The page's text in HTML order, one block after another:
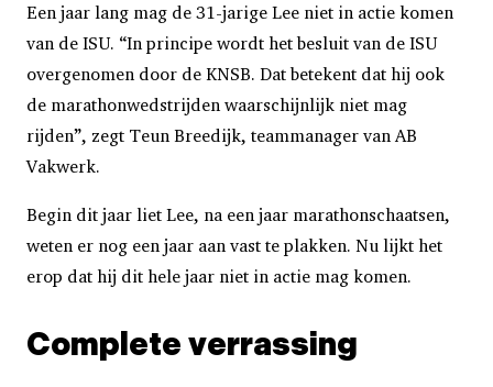
Een jaar lang mag de 31-jarige Lee niet in actie komen
van de ISU. “In principe wordt het besluit van de ISU
overgenomen door de KNSB. Dat betekent dat hij ook
de marathonwedstrijden waarschijnlijk niet mag
rijden”, zegt Teun Breedijk, teammanager van AB
Vakwerk.
Begin dit jaar liet Lee, na een jaar marathonschaatsen,
weten er nog een jaar aan vast te plakken. Nu lijkt het
erop dat hij dit hele jaar niet in actie mag komen.
Complete verrassing